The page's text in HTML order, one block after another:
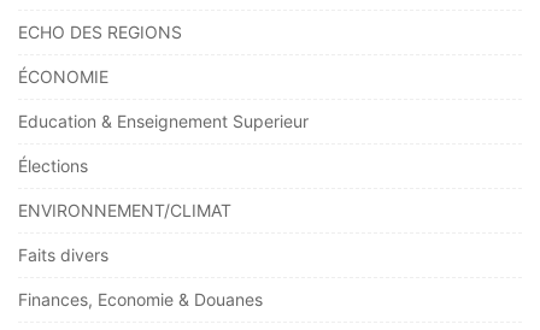
ECHO DES REGIONS
ÉCONOMIE
Education & Enseignement Superieur
Élections
ENVIRONNEMENT/CLIMAT
Faits divers
Finances, Economie & Douanes